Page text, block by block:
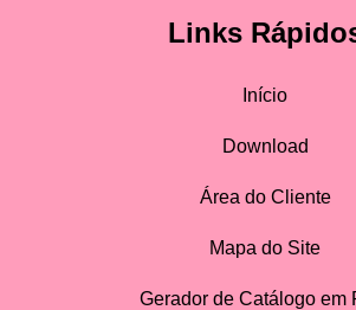
Links
Início
Download
Área do Cliente
Mapa do Site
Gerador de Catálogo em